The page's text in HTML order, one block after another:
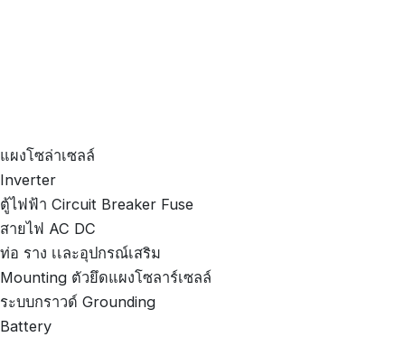
แผงโซล่าเซลล์
Inverter
ตู้ไฟฟ้า Circuit Breaker Fuse
สายไฟ AC DC
ท่อ ราง เเละอุปกรณ์เสริม
Mounting ตัวยึดแผงโซลาร์เซลล์
ระบบกราวด์ Grounding
Battery